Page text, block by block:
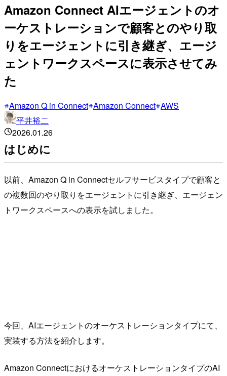
Amazon Connect AIエージェントのオ
ーケストレーションで顧客とのやり取
りをエージェントに引き継ぎ、エージ
ェントワークスペースに表示させてみ
た
Amazon Q in Connect Amazon Connect AWS
平井裕二
2026.01.26
はじめに
以前、Amazon Q in Connectセルフサービスタイプで顧客と
の複数回のやり取りをエージェントに引き継ぎ、エージェン
トワークスペースへの表示を試しました。
今回、AIエージェントのオーケストレーションタイプにて、
実装する方法を紹介します。
Amazon ConnectにおけるオーケストレーションタイプのAI